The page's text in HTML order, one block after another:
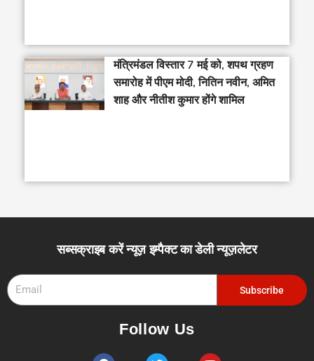
मंत्रिमंडल विस्तार 7 मई को, शपथ ग्रहण
समारोह में पीएम मोदी, नितिन नवीन, अमित
शाह और नीतीश कुमार होंगे शामिल
सब्सक्राइब करें न्यूज़ इम्पैक्ट का डेली न्यूज़लेटर
Subscribe
Follow Us